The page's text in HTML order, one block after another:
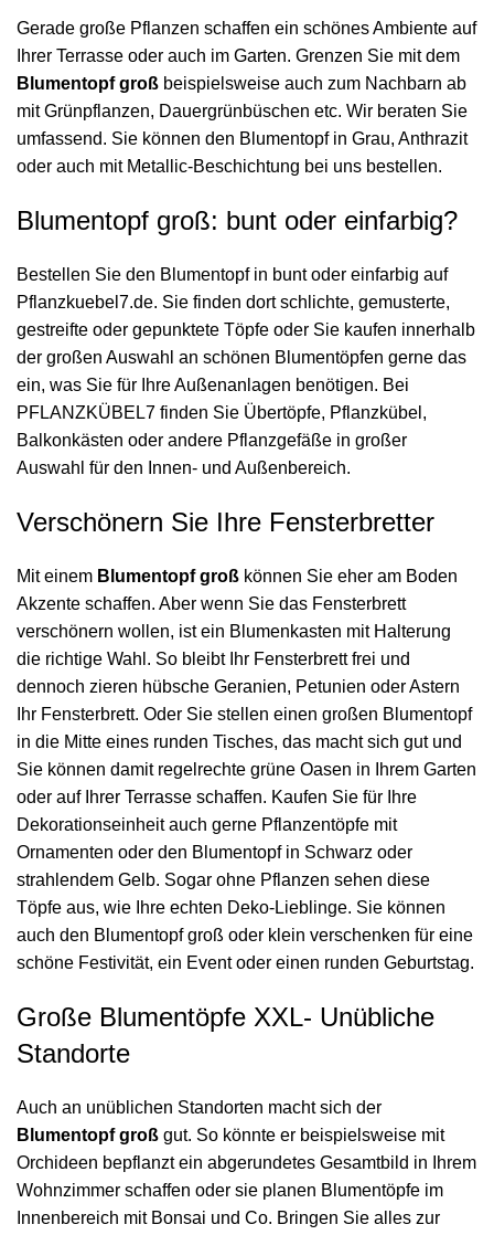
Gerade große Pflanzen schaffen ein schönes Ambiente auf
Ihrer Terrasse oder auch im Garten. Grenzen Sie mit dem
Blumentopf groß beispielsweise auch zum Nachbarn ab
mit Grünpflanzen, Dauergrünbüschen etc. Wir beraten Sie
umfassend. Sie können den Blumentopf in Grau, Anthrazit
oder auch mit Metallic-Beschichtung bei uns bestellen.
Blumentopf groß: bunt oder einfarbig?
Bestellen Sie den Blumentopf in bunt oder einfarbig auf
Pflanzkuebel7.de. Sie finden dort schlichte, gemusterte,
gestreifte oder gepunktete Töpfe oder Sie kaufen innerhalb
der großen Auswahl an schönen Blumentöpfen gerne das
ein, was Sie für Ihre Außenanlagen benötigen. Bei
PFLANZKÜBEL7 finden Sie Übertöpfe, Pflanzkübel,
Balkonkästen oder andere Pflanzgefäße in großer
Auswahl für den Innen- und Außenbereich.
Verschönern Sie Ihre Fensterbretter
Mit einem Blumentopf groß können Sie eher am Boden
Akzente schaffen. Aber wenn Sie das Fensterbrett
verschönern wollen, ist ein Blumenkasten mit Halterung
die richtige Wahl. So bleibt Ihr Fensterbrett frei und
dennoch zieren hübsche Geranien, Petunien oder Astern
Ihr Fensterbrett. Oder Sie stellen einen großen Blumentopf
in die Mitte eines runden Tisches, das macht sich gut und
Sie können damit regelrechte grüne Oasen in Ihrem Garten
oder auf Ihrer Terrasse schaffen. Kaufen Sie für Ihre
Dekorationseinheit auch gerne Pflanzentöpfe mit
Ornamenten oder den Blumentopf in Schwarz oder
strahlendem Gelb. Sogar ohne Pflanzen sehen diese
Töpfe aus, wie Ihre echten Deko-Lieblinge. Sie können
auch den Blumentopf groß oder klein verschenken für eine
schöne Festivität, ein Event oder einen runden Geburtstag.
Große Blumentöpfe XXL- Unübliche
Standorte
Auch an unüblichen Standorten macht sich der
Blumentopf groß gut. So könnte er beispielsweise mit
Orchideen bepflanzt ein abgerundetes Gesamtbild in Ihrem
Wohnzimmer schaffen oder sie planen Blumentöpfe im
Innenbereich mit Bonsai und Co. Bringen Sie alles zur